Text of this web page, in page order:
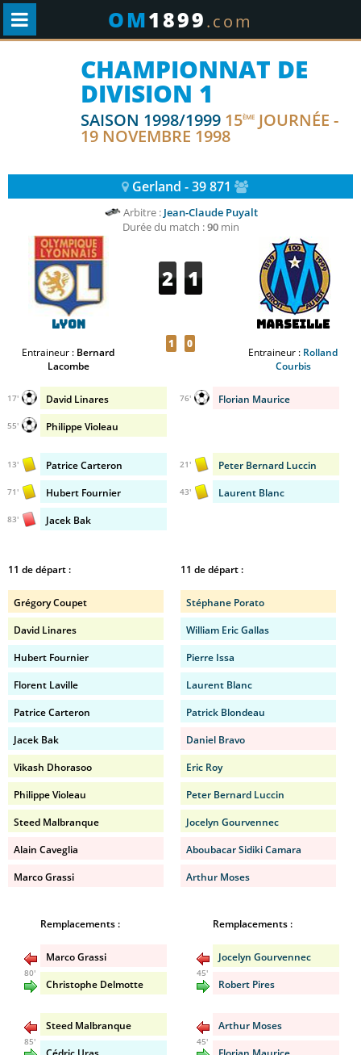
OM1899.com
CHAMPIONNAT DE
DIVISION 1
SAISON 1998/1999 15ÈME JOURNÉE -
19 NOVEMBRE 1998
Gerland - 39 871
Arbitre : Jean-Claude Puyalt
Durée du match :90min
Lyon
Entraineur : Bernard
Lacombe
2 1
1 0
Marseille
Entraineur : Rolland
Courbis
David Linares
17'
Philippe Violeau
55'
Florian Maurice
76'
Patrice Carteron
13'
Hubert Fournier
71'
Jacek Bak
83'
Peter Bernard Luccin
21'
Laurent Blanc
43'
11 de départ :
Grégory Coupet
David Linares
Hubert Fournier
Florent Laville
Patrice Carteron
Jacek Bak
Vikash Dhorasoo
Philippe Violeau
Steed Malbranque
Alain Caveglia
Marco Grassi
11 de départ :
Stéphane Porato
William Eric Gallas
Pierre Issa
Laurent Blanc
Patrick Blondeau
Daniel Bravo
Eric Roy
Peter Bernard Luccin
Jocelyn Gourvennec
Aboubacar Sidiki Camara
Arthur Moses
Remplacements :
Marco Grassi
80'
Christophe Delmotte
Steed Malbranque
85'
Remplacements :
Jocelyn Gourvennec
45'
Robert Pires
Arthur Moses
45'